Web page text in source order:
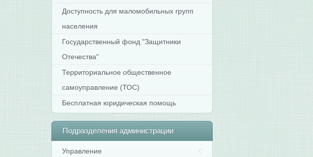
Доступность для маломобильных групп
населения
Государственный фонд "Защитники
Отечества"
Территориальное общественное
самоуправление (ТОС)
Бесплатная юридическая помощь
Подразделения администрации
Управление